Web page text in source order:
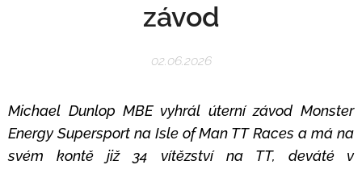
závod
02.06.2026
Michael Dunlop MBE vyhrál úterní závod Monster
Energy Supersport na Isle of Man TT Races a má na
svém kontě již 34 vítězství na TT, deváté v